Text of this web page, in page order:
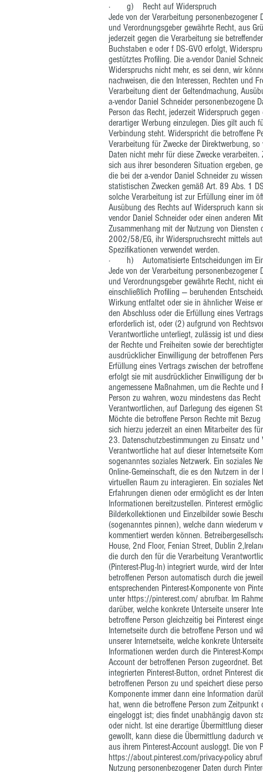
· g) Recht auf Widerspruch
Jede von der Verarbeitung
und Verordnungsgeber gewährte Recht, aus
jederzeit gegen die Verarbeitung sie
Buchstaben e oder f DS-GVO erfolgt,
gestütztes Profiling. Die a-vendor Daniel
Widerspruchs nicht mehr, es sei denn, wir
nachweisen, die den Interessen, Rechten und
Verarbeitung dient der Geltendmachung,
a-vendor Daniel Schneider personenbezogene
Person das Recht, jederzeit Widerspruch
derartiger Werbung einzulegen. Dies gilt auch
Verbindung steht. Widerspricht die betroffene
Verarbeitung für Zwecke der Direktwerbung,
Daten nicht mehr für diese Zwecke
sich aus ihrer besonderen Situation ergeben,
die bei der a-vendor Daniel Schneider zu
statistischen Zwecken gemäß Art. 89 Abs. 1
solche Verarbeitung ist zur Erfüllung einer im
Ausübung des Rechts auf Widerspruch kann
vendor Daniel Schneider oder einen anderen
Zusammenhang mit der Nutzung von
2002/58/EG, ihr Widerspruchsrecht mittels
Spezifikationen verwendet werden.
· h) Automatisierte Entscheidungen im
Jede von der Verarbeitung
und Verordnungsgeber gewährte Recht, nicht
einschließlich Profiling — beruhenden
Wirkung entfaltet oder sie in ähnlicher Weise
den Abschluss oder die Erfüllung eines
erforderlich ist, oder (2) aufgrund von
Verantwortliche unterliegt, zulässig ist und
der Rechte und Freiheiten sowie der
ausdrücklicher Einwilligung der betroffenen
Erfüllung eines Vertrags zwischen der
erfolgt sie mit ausdrücklicher Einwilligung der
angemessene Maßnahmen, um die Rechte
Person zu wahren, wozu mindestens das
Verantwortlichen, auf Darlegung des eigenen
Möchte die betroffene Person Rechte mit
sich hierzu jederzeit an einen Mitarbeiter des
23. Datenschutzbestimmungen zu Einsatz
Verantwortliche hat auf dieser Internetseite
sogenanntes soziales Netzwerk. Ein soziales
Online-Gemeinschaft, die es den Nutzern in
virtuellen Raum zu interagieren. Ein soziales
Erfahrungen dienen oder ermöglicht es der
Informationen bereitzustellen. Pinterest
Bilderkollektionen und Einzelbilder sowie
(sogenanntes pinnen), welche dann wiederum
kommentiert werden können.
House, 2nd Floor, Fenian Street, Dublin
die durch den für die Verarbeitung
(Pinterest-Plug-In) integriert wurde, wird der
betroffenen Person automatisch durch die
entsprechenden Pinterest-Komponente von
unter https://pinterest.com/ abrufbar. Im
darüber, welche konkrete Unterseite unserer
betroffene Person gleichzeitig bei Pinterest
Internetseite durch die betroffene Person und
unserer Internetseite, welche konkrete
Informationen werden durch die Pinterest-
Account der betroffenen Person zugeordnet.
integrierten Pinterest-Button, ordnet Pinterest
betroffenen Person zu und speichert diese
Komponente immer dann eine Information
hat, wenn die betroffene Person zum
eingeloggt ist; dies findet unabhängig davon
oder nicht. Ist eine derartige Übermittlung
gewollt, kann diese die Übermittlung dadurch
aus ihrem Pinterest-Account ausloggt. Die von
https://about.pinterest.com/privacy-policy
Nutzung personenbezogener Daten durch